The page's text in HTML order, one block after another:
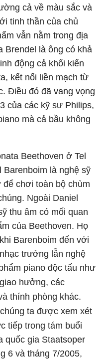
cả về màu sắc và
tinh thần của chủ
vẫn nằm trong địa
Brendel là ông có khả
động cả khối kiến
kết nối liền mạch từ
Điều đó đã vang vọng
của các kỹ sư Philips,
mà cả bầu không
Beethoven ở Tel
Barenboim là nghệ sỹ
chơi toàn bộ chùm
Ngoài Daniel
thu âm có mối quan
của Beethoven. Họ
Barenboim đến với
trưởng lẫn nghệ
piano độc tấu như
hưởng, các
thính phòng khác.
ta được xem xét
tiếp trong tám buổi
quốc gia Staatsoper
6 và tháng 7/2005,